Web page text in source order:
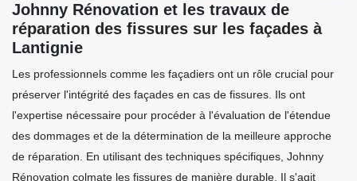
Johnny Rénovation et les travaux de
réparation des fissures sur les façades à
Lantignie
Les professionnels comme les façadiers ont un rôle crucial pour
préserver l'intégrité des façades en cas de fissures. Ils ont
l'expertise nécessaire pour procéder à l'évaluation de l'étendue
des dommages et de la détermination de la meilleure approche
de réparation. En utilisant des techniques spécifiques, Johnny
Rénovation colmate les fissures de manière durable. Il s'agit